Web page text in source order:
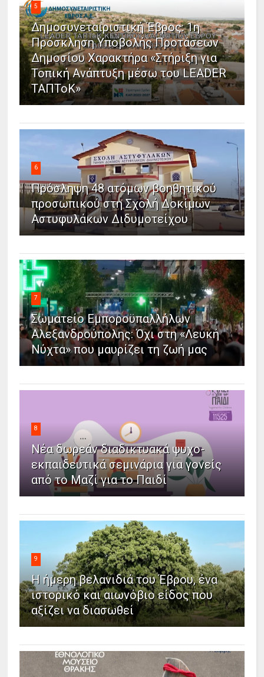
5
Δημοσυνεταιριστική Έβρος: 1η
Πρόσκληση Υποβολής Προτάσεων
Δημοσίου Χαρακτήρα «Στήριξη για
Τοπική Ανάπτυξη μέσω του LEADER
ΤΑΠΤοΚ»
6
Πρόσληψη 48 ατόμων βοηθητικού
προσωπικού στη Σχολή Δοκίμων
Αστυφυλάκων Διδυμοτείχου
7
Σωματείο Εμποροϋπαλλήλων
Αλεξανδρούπολης: Όχι στη «Λευκή
Νύχτα» που μαυρίζει τη ζωή μας
8
Νέα δωρεάν διαδικτυακά ψυχο-
εκπαιδευτικά σεμινάρια για γονείς
από το Μαζί για το Παιδί
9
Η ήμερη βελανιδιά του Έβρου, ένα
ιστορικό και αιωνόβιο είδος που
αξίζει να διασωθεί